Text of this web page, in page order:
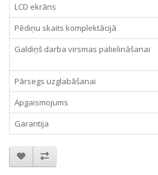
LCD ekrāns
Pēdiņu skaits komplektācijā
Galdiņš darba virsmas palielināšanai
Pārsegs uzglabāšanai
Apgaismojums
Garantija